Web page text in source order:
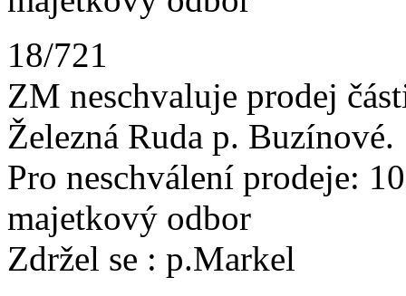
18/721
ZM neschvaluje prodej
Železná Ruda p. Buzínové.
Pro neschválení
majetkový odbor
Zdržel se : p.Markel